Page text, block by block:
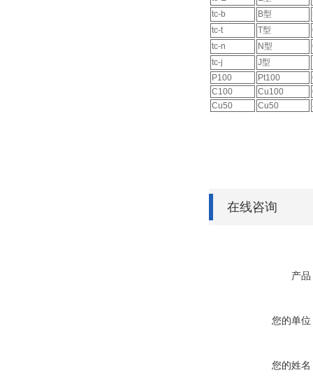
tc-b
B型
tc-t
T型
tc-n
N型
tc-j
J型
P100
Pt100
C100
Cu100
Cu50
Cu50
在线咨询
产品
您的单位
您的姓名